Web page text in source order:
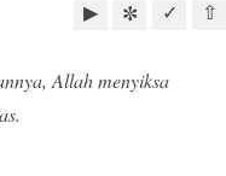
⇧
✓
✼
▶
Allah menyiksa